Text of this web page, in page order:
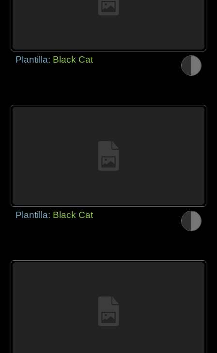
Plantilla: Black Cat
Plantilla: Black Cat